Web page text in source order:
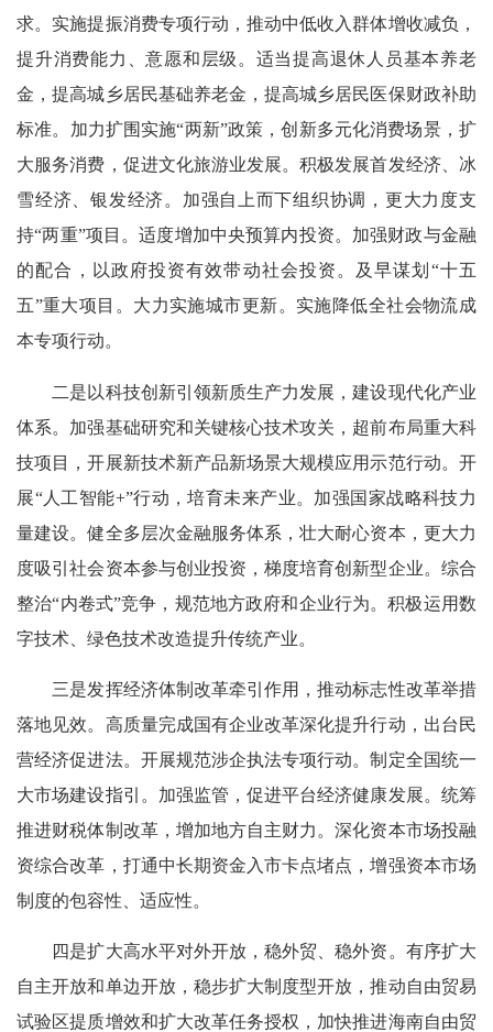
求。实施提振消费专项行动，推动中低收入群体增收减负，
提升消费能力、意愿和层级。适当提高退休人员基本养老
金，提高城乡居民基础养老金，提高城乡居民医保财政补助
标准。加力扩围实施“两新”政策，创新多元化消费场景，扩
大服务消费，促进文化旅游业发展。积极发展首发经济、冰
雪经济、银发经济。加强自上而下组织协调，更大力度支
持“两重”项目。适度增加中央预算内投资。加强财政与金融
的配合，以政府投资有效带动社会投资。及早谋划“十五
五”重大项目。大力实施城市更新。实施降低全社会物流成
本专项行动。
二是以科技创新引领新质生产力发展，建设现代化产业
体系。加强基础研究和关键核心技术攻关，超前布局重大科
技项目，开展新技术新产品新场景大规模应用示范行动。开
展“人工智能+”行动，培育未来产业。加强国家战略科技力
量建设。健全多层次金融服务体系，壮大耐心资本，更大力
度吸引社会资本参与创业投资，梯度培育创新型企业。综合
整治“内卷式”竞争，规范地方政府和企业行为。积极运用数
字技术、绿色技术改造提升传统产业。
三是发挥经济体制改革牵引作用，推动标志性改革举措
落地见效。高质量完成国有企业改革深化提升行动，出台民
营经济促进法。开展规范涉企执法专项行动。制定全国统一
大市场建设指引。加强监管，促进平台经济健康发展。统筹
推进财税体制改革，增加地方自主财力。深化资本市场投融
资综合改革，打通中长期资金入市卡点堵点，增强资本市场
制度的包容性、适应性。
四是扩大高水平对外开放，稳外贸、稳外资。有序扩大
自主开放和单边开放，稳步扩大制度型开放，推动自由贸易
试验区提质增效和扩大改革任务授权，加快推进海南自由贸